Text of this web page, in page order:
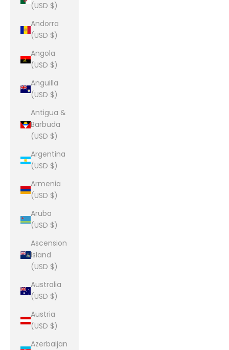
(USD $)
Andorra
(USD $)
Angola
(USD $)
Anguilla
(USD $)
Antigua &
Barbuda
(USD $)
Argentina
(USD $)
Armenia
(USD $)
Aruba
(USD $)
Ascension
Island
(USD $)
Australia
(USD $)
Austria
(USD $)
Azerbaijan